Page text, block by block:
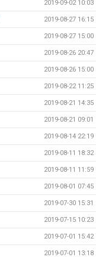
2019-09-02 10:03
2019-08-27 16:15
2019-08-27 15:00
2019-08-26 20:47
2019-08-26 15:00
2019-08-22 11:25
2019-08-21 14:35
2019-08-21 09:01
2019-08-14 22:19
2019-08-11 18:32
2019-08-11 11:59
2019-08-01 07:45
2019-07-30 15:31
2019-07-15 10:23
2019-07-01 15:42
2019-07-01 13:18